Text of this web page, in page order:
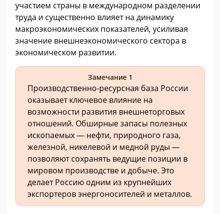
участием страны в международном разделении
труда и существенно влияет на динамику
макроэкономических показателей, усиливая
значение внешнеэкономического сектора в
экономическом развитии.
Замечание 1
Производственно-ресурсная база России
оказывает ключевое влияние на
возможности развития внешнеторговых
отношений. Обширные запасы полезных
ископаемых — нефти, природного газа,
железной, никелевой и медной руды —
позволяют сохранять ведущие позиции в
мировом производстве и добыче. Это
делает Россию одним из крупнейших
экспортеров энергоносителей и металлов.